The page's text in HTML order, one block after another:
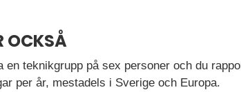
OCKSÅ
en teknikgrupp på sex personer och du
per år, mestadels i Sverige och Europa.